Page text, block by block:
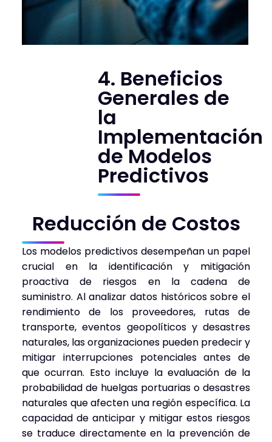
4. Beneficios
Generales de
la
Implementación
de Modelos
Predictivos
Reducción de Costos
Los modelos predictivos desempeñan un papel
crucial en la identificación y mitigación
proactiva de riesgos en la cadena de
suministro. Al analizar datos históricos sobre el
rendimiento de los proveedores, rutas de
transporte, eventos geopolíticos y desastres
naturales, las organizaciones pueden predecir y
mitigar interrupciones potenciales antes de
que ocurran. Esto incluye la evaluación de la
probabilidad de huelgas portuarias o desastres
naturales que afecten una región específica. La
capacidad de anticipar y mitigar estos riesgos
se traduce directamente en la prevención de